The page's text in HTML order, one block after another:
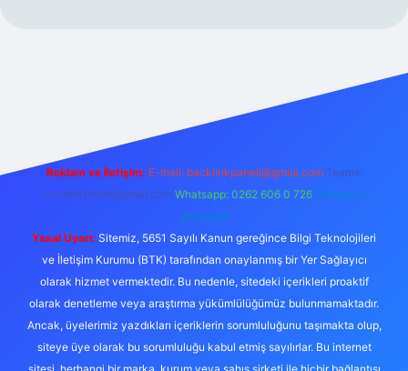
Reklam ve İletişim: E-mail: backlinkpaneli@gmail.com Teams:
forumhizmeti@gmail.com Whatsapp: 0262 606 0 726 Telegram:
@karabul
Yasal Uyarı: Sitemiz, 5651 Sayılı Kanun gereğince Bilgi Teknolojileri
ve İletişim Kurumu (BTK) tarafından onaylanmış bir Yer Sağlayıcı
olarak hizmet vermektedir. Bu nedenle, sitedeki içerikleri proaktif
olarak denetleme veya araştırma yükümlülüğümüz bulunmamaktadır.
Ancak, üyelerimiz yazdıkları içeriklerin sorumluluğunu taşımakta olup,
siteye üye olarak bu sorumluluğu kabul etmiş sayılırlar. Bu internet